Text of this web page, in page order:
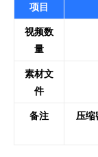
项目
视频数
量
素材文
件
备注 压缩